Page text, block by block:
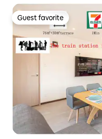
ーの電源オフしてくださ
に出さないでください。 ★
れば必ず事前連絡してくだ
滞在時の途中清掃可能（有
の設備の説明。 ★チェッ
（午前10時まで）を厳守し
★室内とベランダは禁煙
後お静かにしてください。
internet/Elevator
communication
Guest favorite
Guest favorite